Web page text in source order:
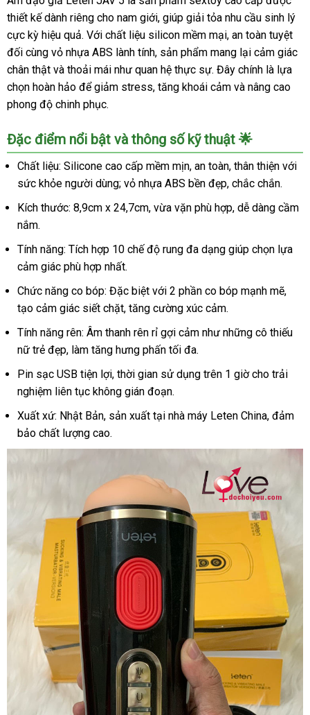
thiết kế dành riêng cho nam giới, giúp giải tỏa nhu cầu sinh lý
cực kỳ hiệu quả. Với chất liệu silicon mềm mại, an toàn tuyệt
đối cùng vỏ nhựa ABS lành tính, sản phẩm mang lại cảm giác
chân thật và thoải mái như quan hệ thực sự. Đây chính là lựa
chọn hoàn hảo để giảm stress, tăng khoái cảm và nâng cao
phong độ chinh phục.
Đặc điểm nổi bật và thông số kỹ thuật 🌟
Chất liệu: Silicone cao cấp mềm mịn, an toàn, thân thiện với
sức khỏe người dùng; vỏ nhựa ABS bền đẹp, chắc chắn.
Kích thước: 8,9cm x 24,7cm, vừa vặn phù hợp, dễ dàng cầm
nắm.
Tính năng: Tích hợp 10 chế độ rung đa dạng giúp chọn lựa
cảm giác phù hợp nhất.
Chức năng co bóp: Đặc biệt với 2 phần co bóp mạnh mẽ,
tạo cảm giác siết chặt, tăng cường xúc cảm.
Tính năng rên: Âm thanh rên rỉ gợi cảm như những cô thiếu
nữ trẻ đẹp, làm tăng hưng phấn tối đa.
Pin sạc USB tiện lợi, thời gian sử dụng trên 1 giờ cho trải
nghiệm liên tục không gián đoạn.
Xuất xứ: Nhật Bản, sản xuất tại nhà máy Leten China, đảm
bảo chất lượng cao.